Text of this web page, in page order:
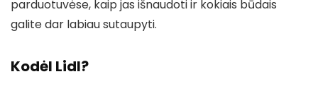
parduotuvėse, kaip jas išnaudoti ir kokiais būdais
galite dar labiau sutaupyti.
Kodėl Lidl?